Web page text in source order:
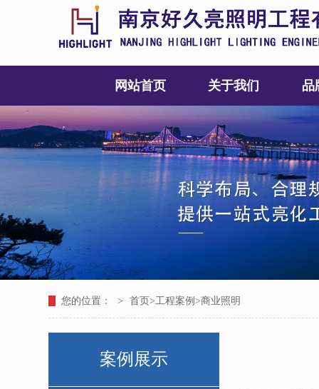
网站首页 关于我们 品
您的位置： > 首页>工程案例 >商业照明
案例展示